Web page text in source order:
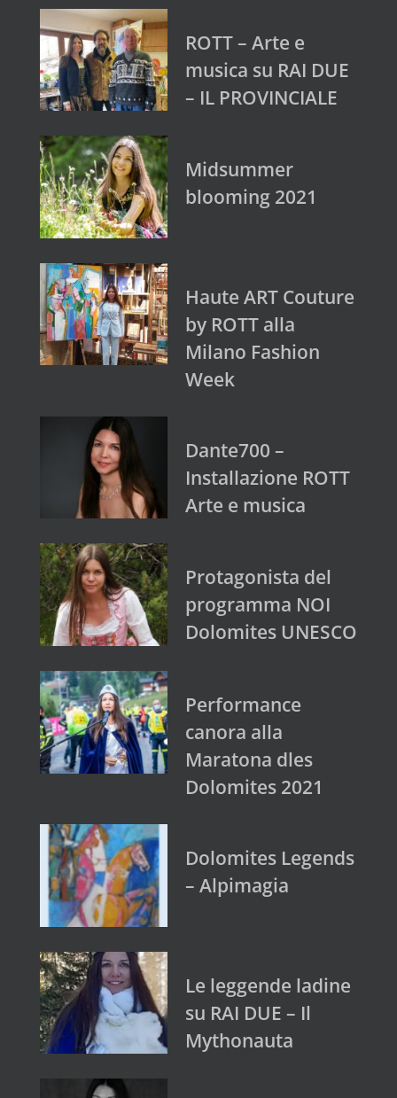
ROTT – Arte e
musica su RAI DUE
– IL PROVINCIALE
Midsummer
blooming 2021
Haute ART Couture
by ROTT alla
Milano Fashion
Week
Dante700 –
Installazione ROTT
Arte e musica
Protagonista del
programma NOI
Dolomites UNESCO
Performance
canora alla
Maratona dles
Dolomites 2021
Dolomites Legends
– Alpimagia
Le leggende ladine
su RAI DUE – Il
Mythonauta